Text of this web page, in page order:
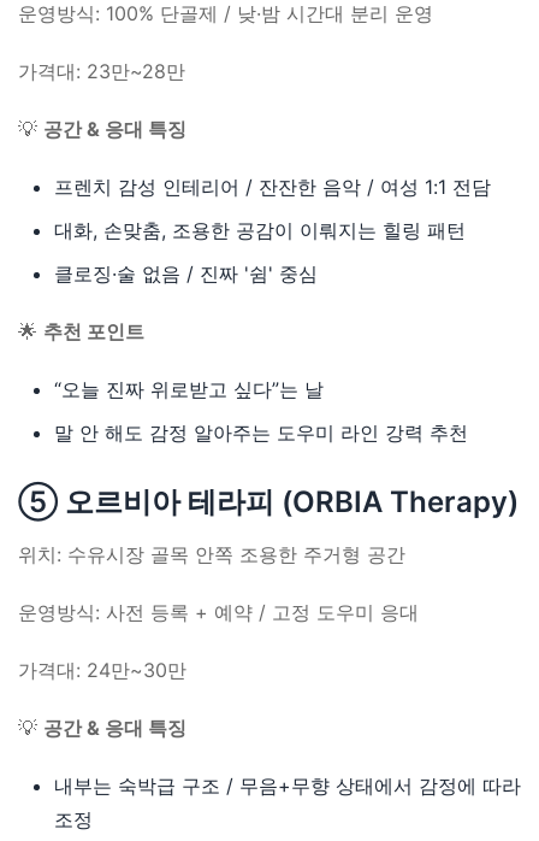
운영방식: 100% 단골제 / 낮·밤 시간대 분리 운영
가격대: 23만~28만
💡 공간 & 응대 특징
프렌치 감성 인테리어 / 잔잔한 음악 / 여성 1:1 전담
대화, 손맞춤, 조용한 공감이 이뤄지는 힐링 패턴
클로징·술 없음 / 진짜 '쉼' 중심
🌟 추천 포인트
“오늘 진짜 위로받고 싶다”는 날
말 안 해도 감정 알아주는 도우미 라인 강력 추천
⑤ 오르비아 테라피 (ORBIA Therapy)
위치: 수유시장 골목 안쪽 조용한 주거형 공간
운영방식: 사전 등록 + 예약 / 고정 도우미 응대
가격대: 24만~30만
💡 공간 & 응대 특징
내부는 숙박급 구조 / 무음+무향 상태에서 감정에 따라
조정